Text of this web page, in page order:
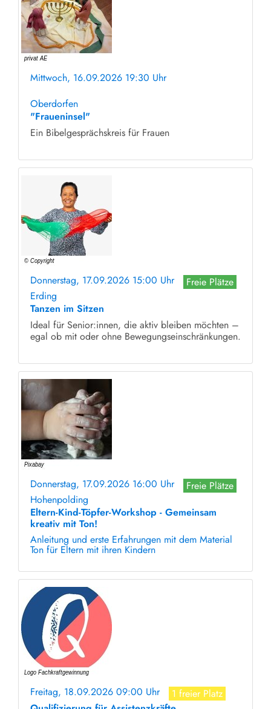
Mittwoch, 16.09.2026 19:30 Uhr
Oberdorfen
"Fraueninsel"
Ein Bibelgesprächskreis für Frauen
Donnerstag, 17.09.2026 15:00 Uhr
Freie Plätze
Erding
Tanzen im Sitzen
Ideal für Senior:innen, die aktiv bleiben möchten –
egal ob mit oder ohne Bewegungseinschränkungen.
Donnerstag, 17.09.2026 16:00 Uhr
Freie Plätze
Hohenpolding
Eltern-Kind-Töpfer-Workshop - Gemeinsam
kreativ mit Ton!
Anleitung und erste Erfahrungen mit dem Material
Ton für Eltern mit ihren Kindern
Freitag, 18.09.2026 09:00 Uhr
1 freier Platz